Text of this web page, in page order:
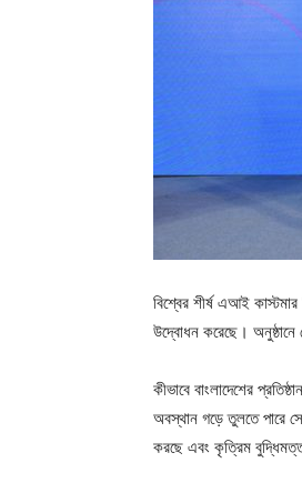
বিশ্বের শীর্ষ এআই
উদ্বোধন করেছে। অনুষ্ঠানে
কীভাবে বাংলাদেশের
অবস্থান গড়ে তুলতে পারে
করছে এবং কৃত্রিম